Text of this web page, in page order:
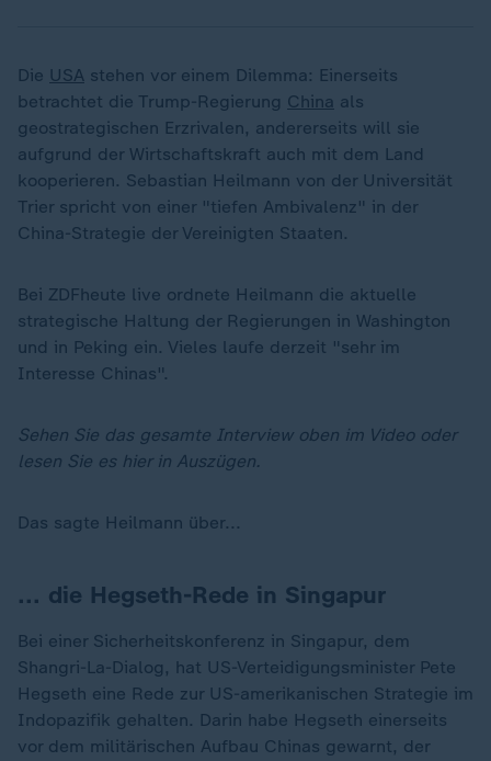
Die USA stehen vor einem Dilemma: Einerseits
betrachtet die Trump-Regierung China als
geostrategischen Erzrivalen, andererseits will sie
aufgrund der Wirtschaftskraft auch mit dem Land
kooperieren. Sebastian Heilmann von der Universität
Trier spricht von einer "tiefen Ambivalenz" in der
China-Strategie der Vereinigten Staaten.
Bei ZDFheute live ordnete Heilmann die aktuelle
strategische Haltung der Regierungen in Washington
und in Peking ein. Vieles laufe derzeit "sehr im
Interesse Chinas".
Sehen Sie das gesamte Interview oben im Video oder
lesen Sie es hier in Auszügen.
Das sagte Heilmann über...
... die Hegseth-Rede in Singapur
Bei einer Sicherheitskonferenz in Singapur, dem
Shangri-La-Dialog, hat US-Verteidigungsminister Pete
Hegseth eine Rede zur US-amerikanischen Strategie im
Indopazifik gehalten. Darin habe Hegseth einerseits
vor dem militärischen Aufbau Chinas gewarnt, der